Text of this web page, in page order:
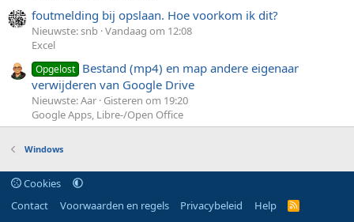
foutmelding bij opslaan. Hoe voorkom ik dit?
Nieuwste: snb Vandaag om 12:08
Excel
Opgelost Bestand (mp4) en map andere eigenaar
verwijderen van Google Drive
Nieuwste: Aar Gisteren om 19:20
Google Apps, Libre-/Open Office
Windows
Cookies
Contact
Voorwaarden en regels Privacybeleid Help
R
S